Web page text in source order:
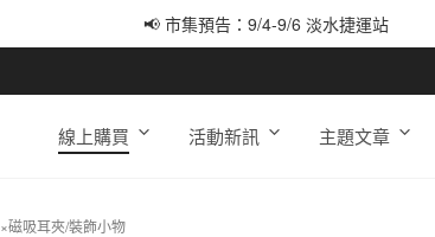
📢 市集預告：9/4-9/6 淡水捷運站
線上購買 活動新訊 主題文章
磁吸耳夾/裝飾小物